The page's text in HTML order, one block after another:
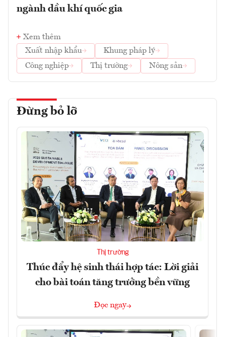
ngành dầu khí quốc gia
Xem thêm
Xuất nhập khẩu
Khung pháp lý
Công nghiệp
Thị trường Nông sản
Đừng bỏ lỡ
Thị trường
Thúc đẩy hệ sinh thái hợp tác: Lời giải
cho bài toán tăng trưởng bền vững
Đọc ngay